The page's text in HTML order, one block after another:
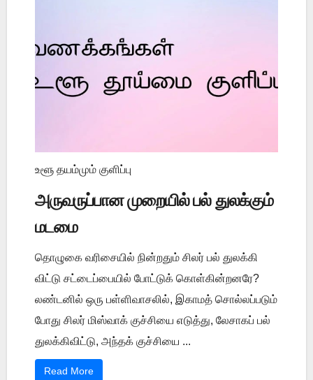
உளூ தயம்மும் குளிப்பு
அருவருப்பான முறையில் பல் துலக்கும்
மடமை
தொழுகை வரிசையில் நின்றதும் சிலர் பல் துலக்கி
விட்டு சட்டைப்பையில் போட்டுக் கொள்கின்றனரே?
லண்டனில் ஒரு பள்ளிவாசலில், இகாமத் சொல்லப்படும்
போது சிலர் மிஸ்வாக் குச்சியை எடுத்து, லேசாகப் பல்
துலக்கிவிட்டு, அந்தக் குச்சியை ...
Read More